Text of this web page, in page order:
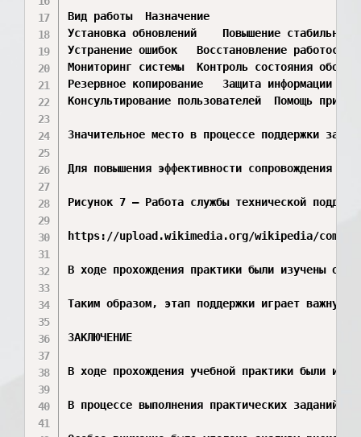
Вид работы	Назначение
Установка обновлений	Повышение стабильности и безопасности
Устранение ошибок	Восстановление работоспособности
Мониторинг системы	Контроль состояния оборудования и ПО
Резервное копирование	Защита информации от потери
Консультирование пользователей	Помощь при работе с программой
Значительное место в процессе поддержки
Для повышения эффективности сопровождения
Рисунок 7 – Работа службы технической
https://upload.wikimedia.org/wikipedia/
В ходе прохождения практики были изучены
Таким образом, этап поддержки играет важную
ЗАКЛЮЧЕНИЕ
В ходе прохождения учебной практики были
В процессе выполнения практических заданий